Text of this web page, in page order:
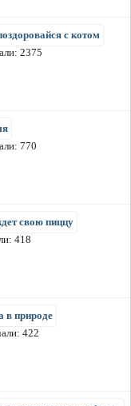
с котом
2375
770
свою пиццу
418
в природе
422